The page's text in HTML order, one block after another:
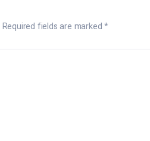
Required fields are marked*